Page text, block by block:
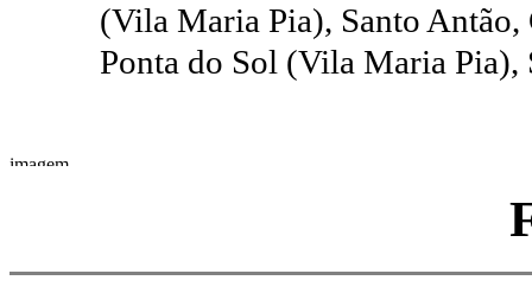
(Vila Maria Pia), Santo Antão,
Ponta do Sol (Vila Maria Pia),